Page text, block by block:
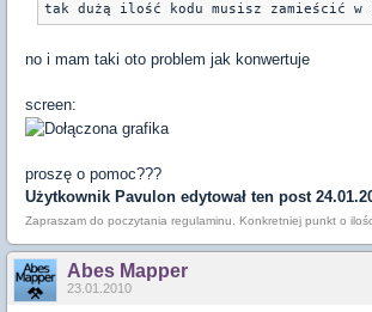
tak dużą ilość kodu musisz zamieścić w
no i mam taki oto problem jak konwertuje
screen:
proszę o pomoc???
Użytkownik Pavulon edytował ten post
Zapraszam do poczytania regulaminu. Konkretniej punkt o
Abes Mapper
23.01.2010